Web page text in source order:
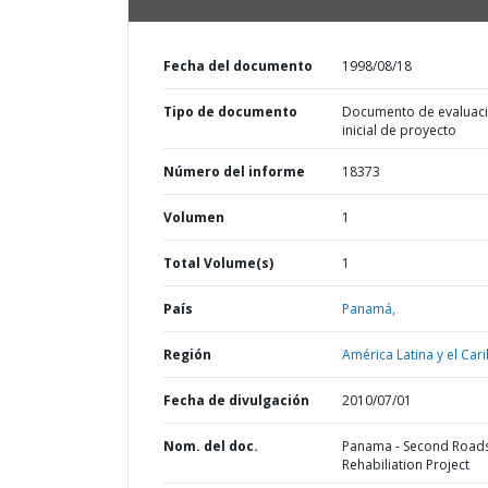
Fecha del documento 1998/08/18
Tipo de documento
Documento de
inicial de proyecto
Número del informe 18373
Volumen 1
Total Volume(s) 1
País Panamá,
Región América Latina y el
Fecha de divulgación 2010/07/01
Nom. del doc.
Panama - Second
Rehabiliation Project